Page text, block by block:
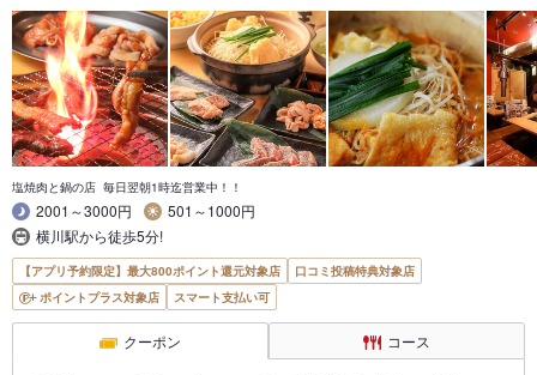
塩焼肉と鍋の店 毎日翌朝1時迄営業中！！
2001～3000円
501～1000円
横川駅から徒歩5分!
【アプリ予約限定】最大800ポイント還元対象店
口コミ投稿特典対象店
ポイントプラス対象店
スマート支払い可
クーポン コース